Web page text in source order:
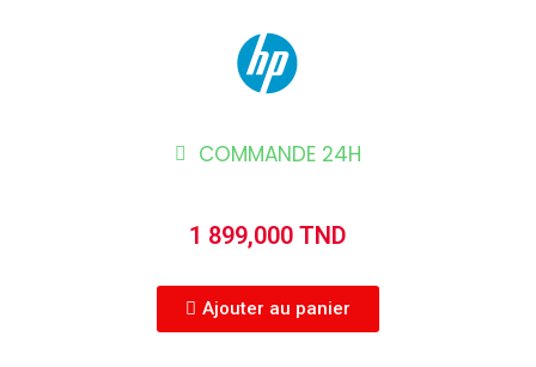
COMMANDE 24H
1 899,000 TND
Ajouter au panier